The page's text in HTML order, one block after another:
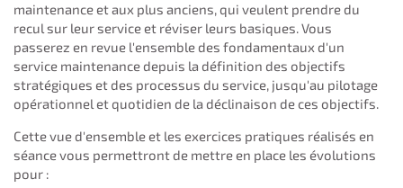
maintenance et aux plus anciens, qui veulent prendre du
recul sur leur service et réviser leurs basiques. Vous
passerez en revue l'ensemble des fondamentaux d'un
service maintenance depuis la définition des objectifs
stratégiques et des processus du service, jusqu'au pilotage
opérationnel et quotidien de la déclinaison de ces objectifs.
Cette vue d'ensemble et les exercices pratiques réalisés en
séance vous permettront de mettre en place les évolutions
pour :